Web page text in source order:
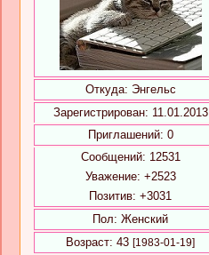
Откуда: Энгельс
Зарегистрирован: 11.01.2013
Приглашений: 0
Сообщений: 12531
Уважение: +2523
Позитив: +3031
Пол: Женский
Возраст: 43 [1983-01-19]